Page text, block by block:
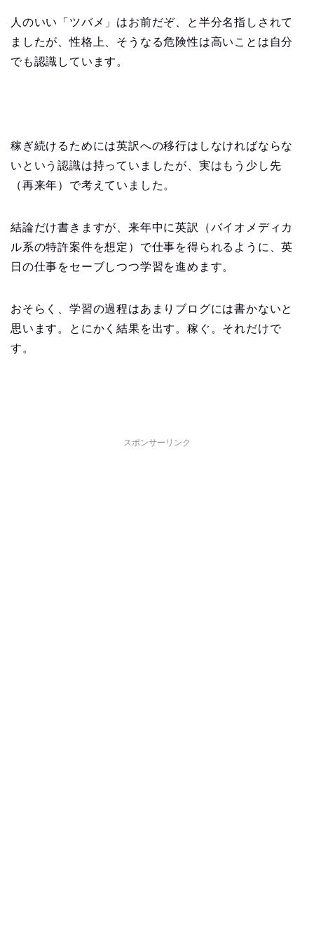
人のいい「ツバメ」はお前だぞ、と半分名指しされて
ましたが、性格上、そうなる危険性は高いことは自分
でも認識しています。
稼ぎ続けるためには英訳への移行はしなければならな
いという認識は持っていましたが、実はもう少し先
（再来年）で考えていました。
結論だけ書きますが、来年中に英訳（バイオメディカ
ル系の特許案件を想定）で仕事を得られるように、英
日の仕事をセーブしつつ学習を進めます。
おそらく、学習の過程はあまりブログには書かないと
思います。とにかく結果を出す。稼ぐ。それだけで
す。
スポンサーリンク